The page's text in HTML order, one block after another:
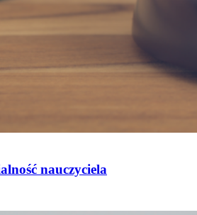
nauczyciela